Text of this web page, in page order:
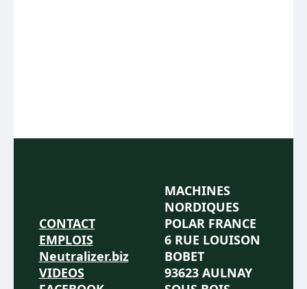
CONTACT
EMPLOIS
Neutralizer.biz
VIDEOS
MACHINES
NORDIQUES
POLAR FRANCE
6 RUE LOUISON
BOBET
93623 AULNAY